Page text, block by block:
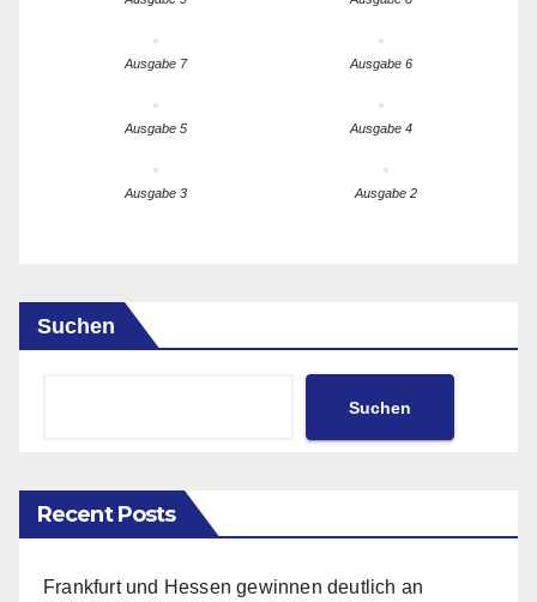
Ausgabe 7 Ausgabe 6
Ausgabe 5 Ausgabe 4
Ausgabe 3 Ausgabe 2
Suchen
Suchen
Recent Posts
Frankfurt und Hessen gewinnen deutlich an